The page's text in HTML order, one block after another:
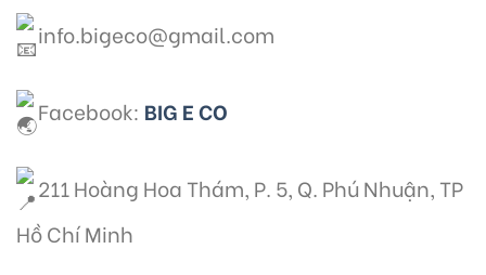
info.bigeco@gmail.com
Facebook: BIG E CO
211 Hoàng Hoa Thám, P. 5, Q. Phú Nhuận, TP
Hồ Chí Minh